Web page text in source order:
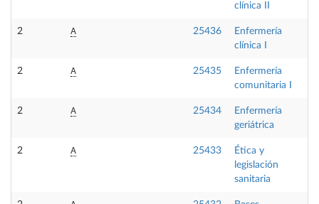
clínica II
2 A 25436
Enfermería
clínica I
2 A 25435
Enfermería
comunitaria I
2 A 25434
Enfermería
geriátrica
2 A 25433
Ética y
legislación
sanitaria